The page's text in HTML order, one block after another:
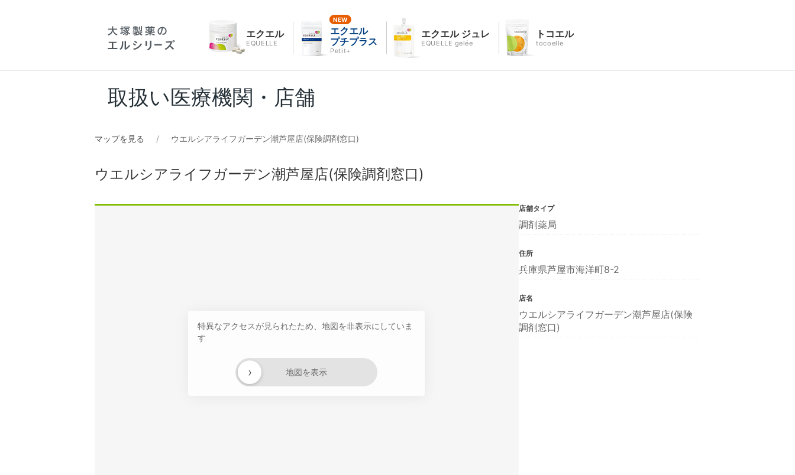
エクエル
EQUELLE
エクエル
プチプラス
Petit+
エクエル ジュレ
EQUELLE gelée
トコエル
tocoelle
取扱い医療機関・店舗
マップを見る ウエルシアライフガーデン潮芦屋店(保険調剤窓口)
ウエルシアライフガーデン潮芦屋店(保険調剤窓口)
特異なアクセスが見られたため、地図を非表示にしていま
す
地図を表示
›
店舗タイプ
調剤薬局
住所
兵庫県芦屋市海洋町8-2
店名
ウエルシアライフガーデン潮芦屋店(保険
調剤窓口)